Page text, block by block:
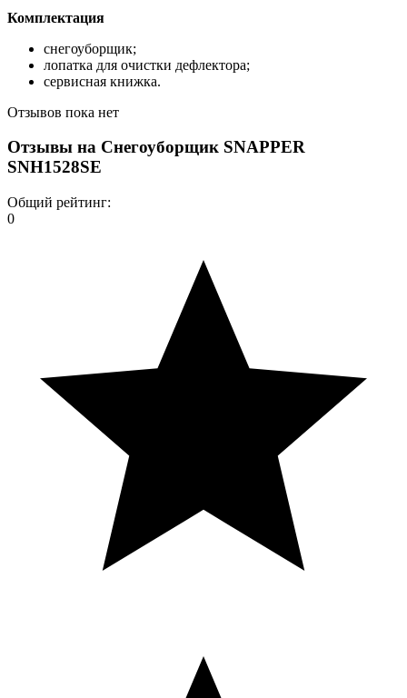
Комплектация
снегоуборщик;
лопатка для очистки дефлектора;
сервисная книжка.
Отзывов пока нет
Отзывы на Снегоуборщик SNAPPER
SNH1528SE
Общий рейтинг:
0